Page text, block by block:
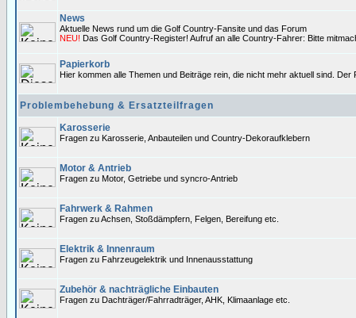
News
Aktuelle News rund um die Golf Country-Fansite und das Forum
NEU! Das Golf Country-Register! Aufruf an alle Country-Fahrer: Bitte
Papierkorb
Hier kommen alle Themen und Beiträge rein, die nicht mehr aktuell sind.
Problembehebung & Ersatzteilfragen
Karosserie
Fragen zu Karosserie, Anbauteilen und Country-Dekoraufklebern
Motor & Antrieb
Fragen zu Motor, Getriebe und syncro-Antrieb
Fahrwerk & Rahmen
Fragen zu Achsen, Stoßdämpfern, Felgen, Bereifung etc.
Elektrik & Innenraum
Fragen zu Fahrzeugelektrik und Innenausstattung
Zubehör & nachträgliche Einbauten
Fragen zu Dachträger/Fahrradträger, AHK, Klimaanlage etc.